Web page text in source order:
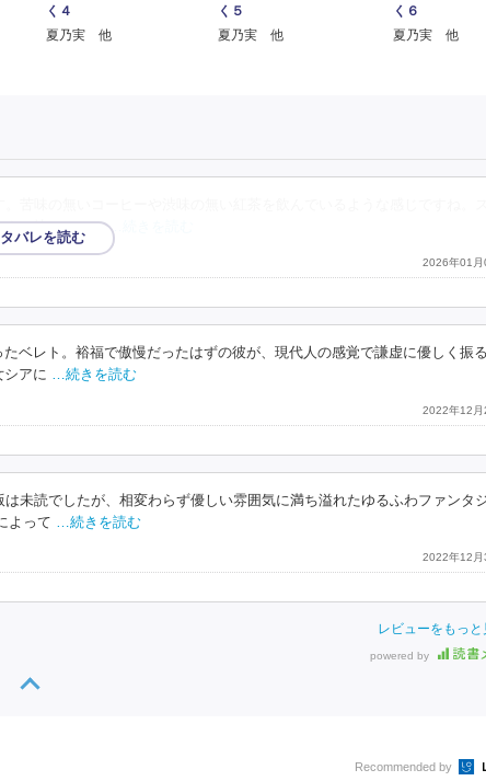
く４
夏乃実 他
く５
夏乃実 他
く６
夏乃実 他
す。特にヒロイ …続きを読む
2026年01月
ベレト。裕福で傲慢だったはずの彼が、現代人の感覚で謙虚に優しく振
シアに …続きを読む
2022年12月
読でしたが、相変わらず優しい雰囲気に満ち溢れたゆるふわファンタ
よって
…続きを読む
2022年12月
レビューをもっと
powered by
Recommended by